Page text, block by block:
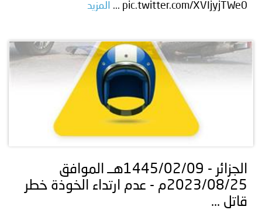
بنا
pic.twitter.com/XVIjyjTWe0 ...
المزيد
الجزائر - 1445/02/09هــ الموافق
2023/08/25م - عدم ارتداء الخوذة خطر
قاتل ...